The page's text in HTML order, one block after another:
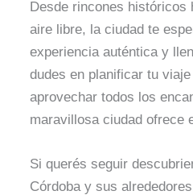
Desde rincones históricos
aire libre, la ciudad te
experiencia auténtica y
dudes en planificar tu
aprovechar todos los
maravillosa ciudad ofrece
Si querés seguir
Córdoba y sus